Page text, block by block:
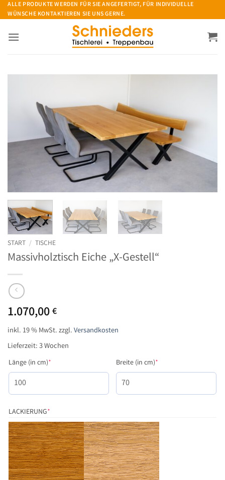
Zum
Inhalt
springen
ALLE PRODUKTE WERDEN FÜR SIE ANGEFERTIGT, FÜR INDIVIDUELLE
WÜNSCHE KONTAKTIEREN SIE UNS GERNE.
START / TISCHE
Massivholztisch Eiche „X-Gestell“
1.070,00€
inkl. 19 % MwSt.zzgl.Versandkosten
Lieferzeit:3 Wochen
Länge (in cm)* Breite (in cm)*
LACKIERUNG*